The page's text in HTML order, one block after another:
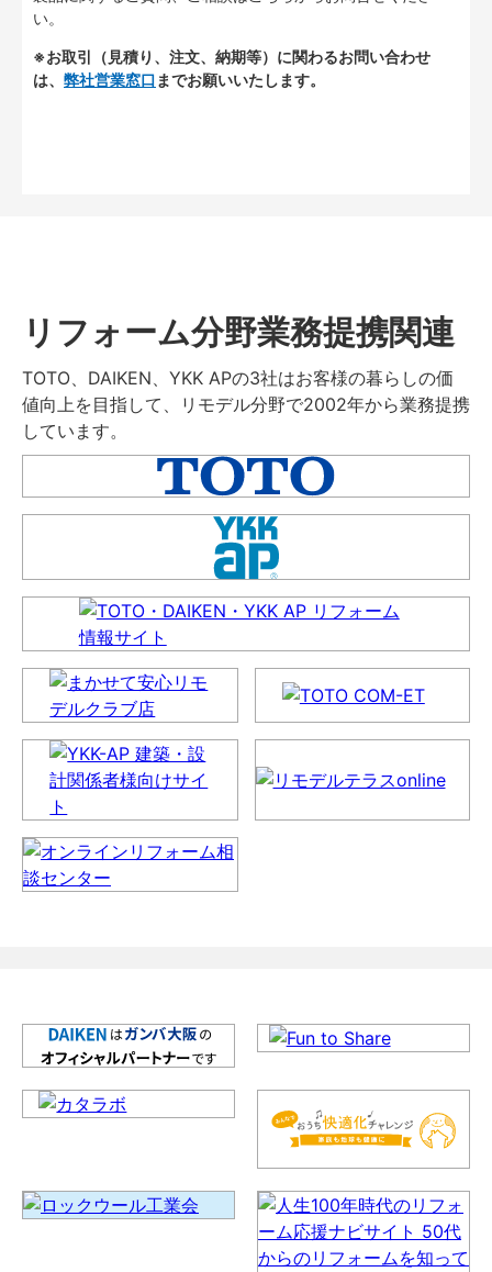
い。
※お取引（見積り、注文、納期等）に関わるお問い合わせ
は、 弊社営業窓口 までお願いいたします。
リフォーム分野業務提携関連
TOTO、DAIKEN、YKK APの3社はお客様の暮らしの価
値向上を目指して、リモデル分野で2002年から業務提携
しています。